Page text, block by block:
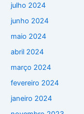
julho 2024
junho 2024
maio 2024
abril 2024
março 2024
fevereiro 2024
janeiro 2024